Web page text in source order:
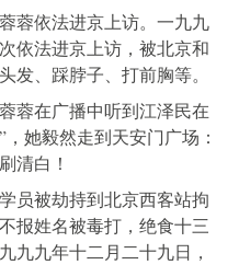
蓉依法进京上访。一九九
依法进京上访，被北京和
发、踩脖子、打前胸等。
蓉在广播中听到江泽民在
她毅然走到天安门广场：
清白！
员被劫持到北京西客站拘
报姓名被毒打，绝食十三
九九年十二月二十九日，